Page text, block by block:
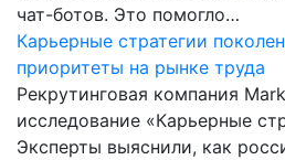
чат-ботов. Это помогло…
Карьерные стратегии
приоритеты на рынке труда
Рекрутинговая компания
исследование «Карьерные
Эксперты выяснили, как